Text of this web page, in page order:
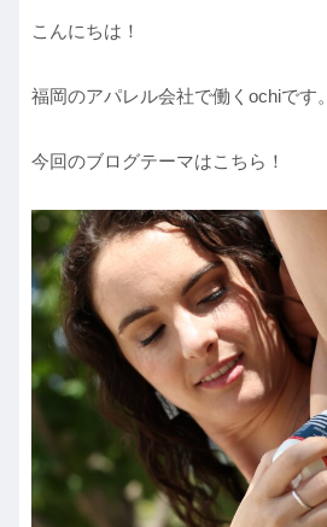
こんにちは！
福岡のアパレル会社で働くochiです。
今回のブログテーマはこちら！